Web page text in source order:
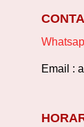
Email :